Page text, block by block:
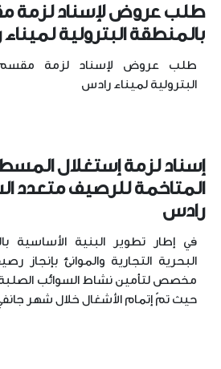
طلب عروض لإسناد لزمة
بالمنطقة البترولية
طلب عروض لإسناد لزمة مقسم
البترولية لميناء رادس
إسناد لزمة إستغلال
المتاخمة للرصيف متعدد
رادس
في إطار تطوير البنية الأساسية
البحرية التجارية والموانئ بإنجاز
مخصص لتأمين نشاط السوائب الصلبة
حيث تمّ إتمام الأشغال خلال شهر جانفي